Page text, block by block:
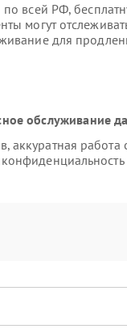
всей РФ,
могут
для
обслуживание
аккуратная работа